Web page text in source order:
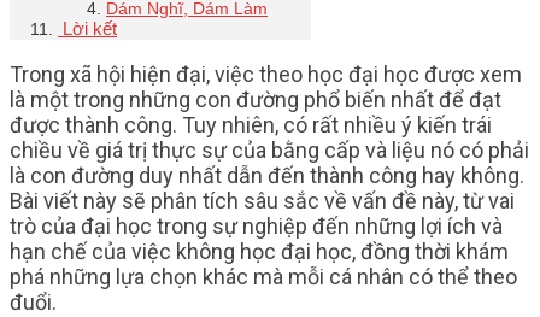
Dám Nghĩ, Dám Làm
Lời kết
Trong xã hội hiện đại, việc theo học đại học được xem
là một trong những con đường phổ biến nhất để đạt
được thành công. Tuy nhiên, có rất nhiều ý kiến trái
chiều về giá trị thực sự của bằng cấp và liệu nó có phải
là con đường duy nhất dẫn đến thành công hay không.
Bài viết này sẽ phân tích sâu sắc về vấn đề này, từ vai
trò của đại học trong sự nghiệp đến những lợi ích và
hạn chế của việc không học đại học, đồng thời khám
phá những lựa chọn khác mà mỗi cá nhân có thể theo
đuổi.